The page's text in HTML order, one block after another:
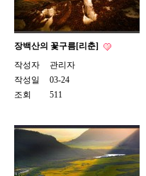
장백산의 꽃구름[리춘]
작성자
관리자
작성일
03-24
조회
511